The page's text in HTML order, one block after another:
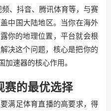
、抖音、腾讯体育等，与赛
中国大陆地区。当你在海外
你的地理位置，平台就会根
决这个问题，核心是把你的
速器的核心作用。
赛的最优选择
满足体育直播的高要求，得